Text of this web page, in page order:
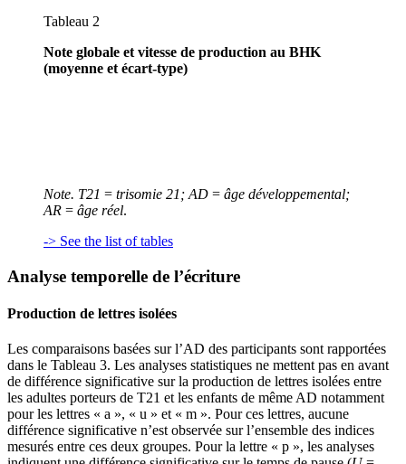
Tableau 2
Note globale et vitesse de production au BHK
(moyenne et écart-type)
Note. T21 = trisomie 21; AD = âge développemental;
AR = âge réel.
-> See the list of tables
Analyse temporelle de l’écriture
Production de lettres isolées
Les comparaisons basées sur l’AD des participants sont rapportées
dans le Tableau 3. Les analyses statistiques ne mettent pas en avant
de différence significative sur la production de lettres isolées entre
les adultes porteurs de T21 et les enfants de même AD notamment
pour les lettres « a », « u » et « m ». Pour ces lettres, aucune
différence significative n’est observée sur l’ensemble des indices
mesurés entre ces deux groupes. Pour la lettre « p », les analyses